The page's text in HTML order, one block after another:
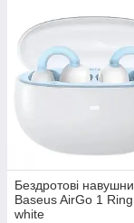
Бездротові
Baseus AirGo 1
white